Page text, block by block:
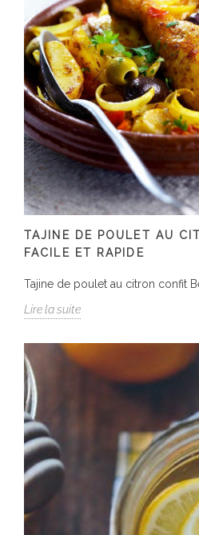
TAJINE DE POULET AU
FACILE ET RAPIDE
Tajine de poulet au citron confit
Lire la suite